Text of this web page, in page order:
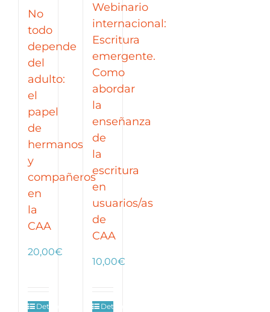
No
todo
depende
del
adulto:
el
papel
de
hermanos
y
compañeros
en
la
CAA
20,00€
Detalles
Webinario
internacional:
Escritura
emergente.
Como
abordar
la
enseñanza
de
la
escritura
en
usuarios/as
de
CAA
10,00€
Detalles